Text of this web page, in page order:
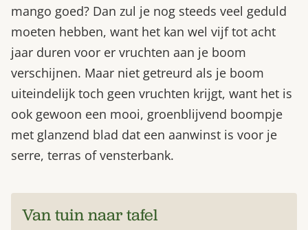
mango goed? Dan zul je nog steeds veel geduld
moeten hebben, want het kan wel vijf tot acht
jaar duren voor er vruchten aan je boom
verschijnen. Maar niet getreurd als je boom
uiteindelijk toch geen vruchten krijgt, want het is
ook gewoon een mooi, groenblijvend boompje
met glanzend blad dat een aanwinst is voor je
serre, terras of vensterbank.
Van tuin naar tafel